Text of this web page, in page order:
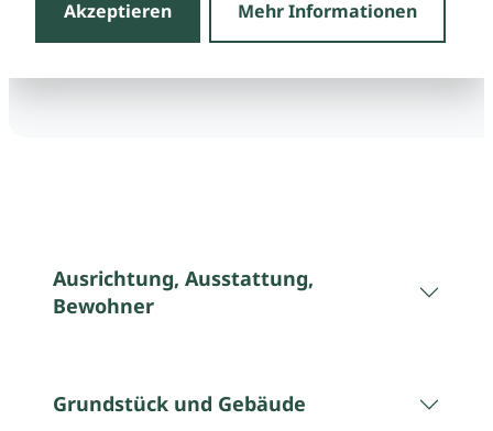
Akzeptieren Mehr Informationen
Ausrichtung, Ausstattung,
Bewohner
Grundstück und Gebäude